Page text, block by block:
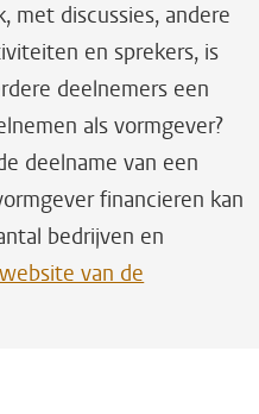
met discussies, andere
en sprekers, is
deelnemers een
als vormgever?
deelname van een
financieren kan
bedrijven en
van de